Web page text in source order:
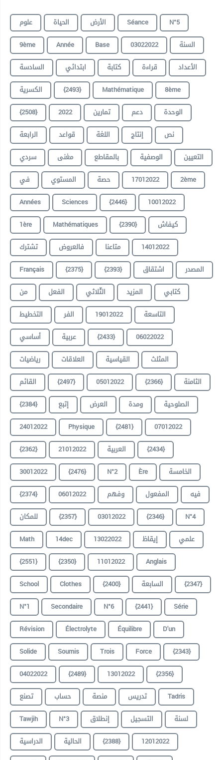
علوم الحياة الأرض Séance
N°5
9ème
Année Base 03022022
السنة
السادسة
ابتدائي كتابة قراءة
الأعداد
الكسرية
{2493} Mathématique
8ème
{2508}
2022 تمارين دعم
الوحدة
الرابعة
قواعد اللغة إنتاج
نص
سردي
مغنى بالمقاطع الوصفية
التعيين
في
المستوي حصة 17012022
2ème
Années
Sciences {2446}
10012022
1ère
Mathématiques {2390}
كيفاش
تشترك
فالعروض متاعنا
14012022
Français
{2375} {2393} اشتقاق
المصدر
من
الفعل الثّلاثي المزيد
كتابي
التخطيط
الفر 19012022
التاسعة
أساسي
عربية {2433}
06022022
رياضيات
العلاقات القياسية
المثلث
القائم
{2497} 05012022 {2366}
الثامنة
{2384}
إتبع العرض ومدة
الصلوحية
24012022
Physique {2481}
07012022
{2362}
21012022 العربية
{2434}
30012022
{2476} N°2 Ère
الخامسة
{2374}
06012022 وفهم المفعول
فيه
للمكان
{2357} 03012022 {2346}
N°4
Math
14dec 13022022 إيقاظ
علمي
{2551}
{2350} 11012022
Anglais
School
Clothes {2400} السابعة
{2347}
N°1
Secondaire N°6 {2441}
Série
Révision
Électrolyte Équilibre
D'un
Solide
Soumis Trois Force
{2343}
04022022
{2489} 13012022
{2356}
تصنع
حساب منصة تدريس
Tadris
Tawjih
N°3 إنطلاق التسجيل
لسنة
الدراسية
الحالية {2388}
12012022